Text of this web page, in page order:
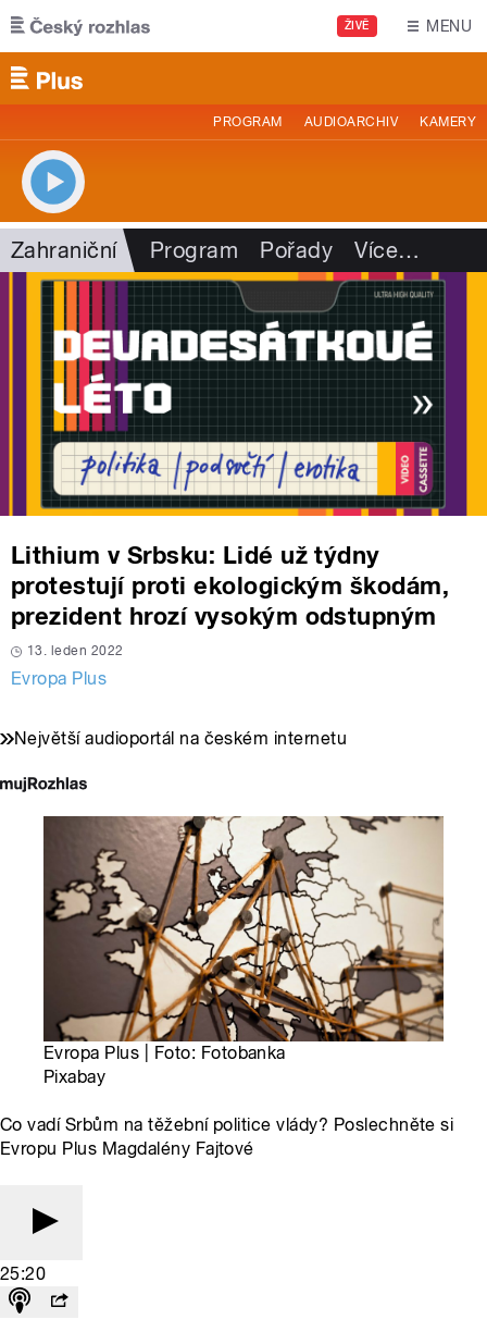
Přejít k hlavnímu obsahu
ŽIVĚ MENU
PROGRAM AUDIOARCHIV KAMERY
Zahraniční Program Pořady Více…
Lithium v Srbsku: Lidé už týdny
protestují proti ekologickým škodám,
prezident hrozí vysokým odstupným
13. leden 2022
Evropa Plus
Největší audioportál na českém internetu
Evropa Plus | Foto: Fotobanka
Pixabay
Co vadí Srbům na těžební politice vlády? Poslechněte si
Evropu Plus Magdalény Fajtové
25:20